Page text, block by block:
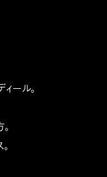
ール。